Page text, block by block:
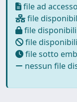
file ad
file
file
file
file sotto
nessun file